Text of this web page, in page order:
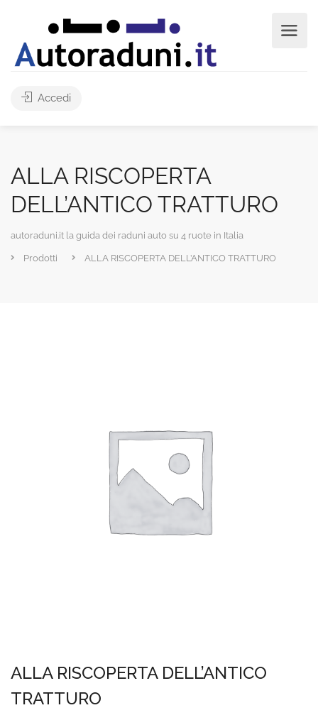
Accedi
ALLA RISCOPERTA
DELL’ANTICO TRATTURO
autoraduni.it la guida dei raduni auto su 4 ruote in Italia
Prodotti ALLA RISCOPERTA DELL’ANTICO TRATTURO
ALLA RISCOPERTA DELL’ANTICO
TRATTURO